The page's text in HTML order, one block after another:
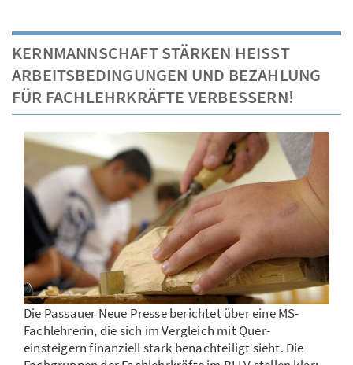
KERNMANNSCHAFT STÄRKEN HEISST A
RBEITSBEDINGUNGEN UND BEZAHLUNG F
ÜR FACHLEHRKRÄFTE VERBESSERN!
Die Passauer Neue Presse berichtet über eine MS-
Fachlehrerin, die sich im Vergleich mit Quer-
einsteigern finanziell stark benachteiligt sieht. Die